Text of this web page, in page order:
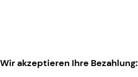
Wir akzeptieren Ihre Bezahlung: